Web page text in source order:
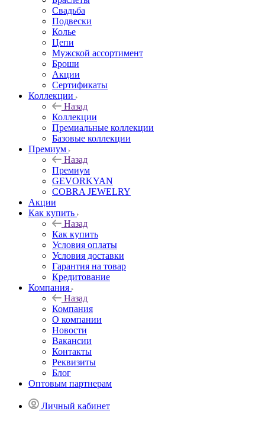
Свадьба
Подвески
Колье
Цепи
Мужской ассортимент
Броши
Акции
Сертификаты
Коллекции
Назад
Коллекции
Премиальные коллекции
Базовые коллекции
Премиум
Назад
Премиум
GEVORKYAN
COBRA JEWELRY
Акции
Как купить
Назад
Как купить
Условия оплаты
Условия доставки
Гарантия на товар
Кредитование
Компания
Назад
Компания
О компании
Новости
Вакансии
Контакты
Реквизиты
Блог
Оптовым партнерам
Личный кабинет